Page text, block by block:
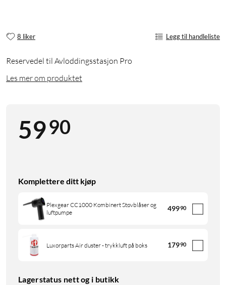
8 liker Legg til handleliste
Reservedel til Avloddingsstasjon Pro
Les mer om produktet
5990
Komplettere ditt kjøp
Plexgear CC1000 Kombinert Støvblåser og
luftpumpe
49990
Luxorparts Air duster - trykkluft på boks 17990
Lagerstatus nett og i butikk